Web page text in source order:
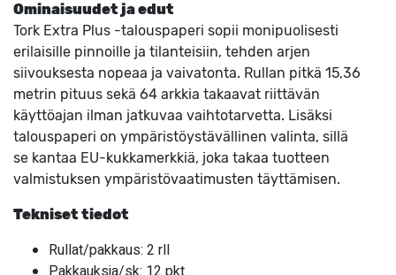
Ominaisuudet ja edut
Tork Extra Plus -talouspaperi sopii monipuolisesti
erilaisille pinnoille ja tilanteisiin, tehden arjen
siivouksesta nopeaa ja vaivatonta. Rullan pitkä 15,36
metrin pituus sekä 64 arkkia takaavat riittävän
käyttöajan ilman jatkuvaa vaihtotarvetta. Lisäksi
talouspaperi on ympäristöystävällinen valinta, sillä
se kantaa EU-kukkamerkkiä, joka takaa tuotteen
valmistuksen ympäristövaatimusten täyttämisen.
Tekniset tiedot
Rullat/pakkaus: 2 rll